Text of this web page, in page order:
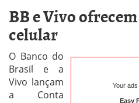
BB e Vivo
celular
Your
Easy
O Banco do
Brasil e a
Vivo lançam
a Conta